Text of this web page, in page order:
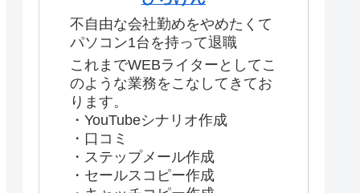
不自由な会社勤めをやめたくて
パソコン1台を持って退職
これまでWEBライターとしてこ
のような業務をこなしてきてお
ります。
・YouTubeシナリオ作成
・口コミ
・ステップメール作成
・セールスコピー作成